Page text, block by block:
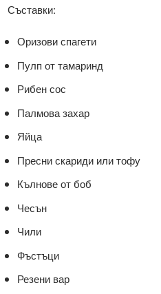
Съставки:
Оризови спагети
Пулп от тамаринд
Рибен сос
Палмова захар
Яйца
Пресни скариди или тофу
Кълнове от боб
Чесън
Чили
Фъстъци
Резени вар